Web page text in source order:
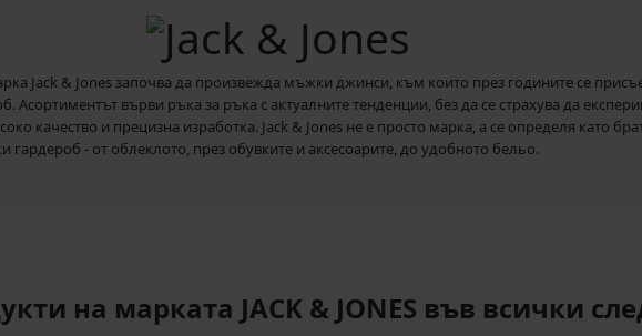
Jack & Jones започва да произвежда мъжки джинси, към които през годините се
Асортиментът върви ръка за ръка с актуалните тенденции, без да се страхува да
качество и прецизна изработка. Jack & Jones не е просто марка, а се определя като
гардероб - от облеклото, през обувките и аксесоарите, до удобното бельо.
на марката JACK & JONES във всички